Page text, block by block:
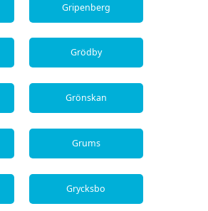
Gripenberg
Grödby
Grönskan
Grums
Grycksbo